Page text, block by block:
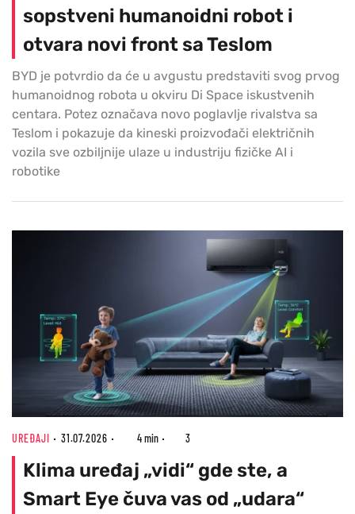
sopstveni humanoidni robot i
otvara novi front sa Teslom
BYD je potvrdio da će u avgustu predstaviti svog prvog
humanoidnog robota u okviru Di Space iskustvenih
centara. Potez označava novo poglavlje rivalstva sa
Teslom i pokazuje da kineski proizvođači električnih
vozila sve ozbiljnije ulaze u industriju fizičke AI i
robotike
UREĐAJI 31.07.2026 4 min 3
Klima uređaj „vidi“ gde ste, a
Smart Eye čuva vas od „udara“